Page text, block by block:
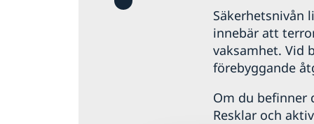
Säkerhetsnivån
innebär att
vaksamhet. Vid
förebyggande
Om du befinner
Resklar och